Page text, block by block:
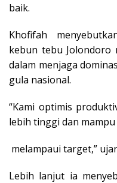
baik.
Khofifah
kebun tebu Jolondoro
dalam menjaga
gula nasional.
“Kami optimis
lebih tinggi dan mampu
melampaui target,”
Lebih lanjut ia